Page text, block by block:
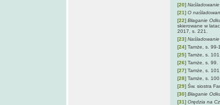
[20]
[21] O
[22] Błaganie
skierowane w
2017, s. 221.
[23]
[24] Tamże, s. 99-
[25] Tamże, s.
[26] Tamże, s. 99.
[27] Tamże, s.
[28] Tamże, s.
[29] Św. siostra
[30] Błaganie
[31] Orędzia na